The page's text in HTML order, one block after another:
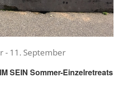
SEIN Sommer-Einzelretreats
- 11. September